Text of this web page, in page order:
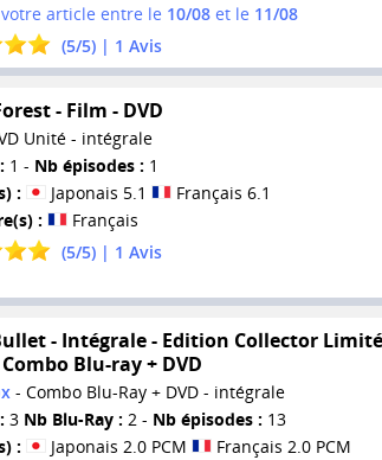
votre article entre le 10/08et le 11/08
(5/5) | 1 Avis
- Film - DVD
Unité - intégrale
1 - Nb épisodes : 1
:
Japonais 5.1
Français 6.1
:
Français
(5/5) | 1 Avis
- Intégrale - Edition Collector
Blu-ray + DVD
- Combo Blu-Ray + DVD - intégrale
3 Nb Blu-Ray : 2 - Nb épisodes : 13
:
Japonais 2.0 PCM
Français 2.0 PCM